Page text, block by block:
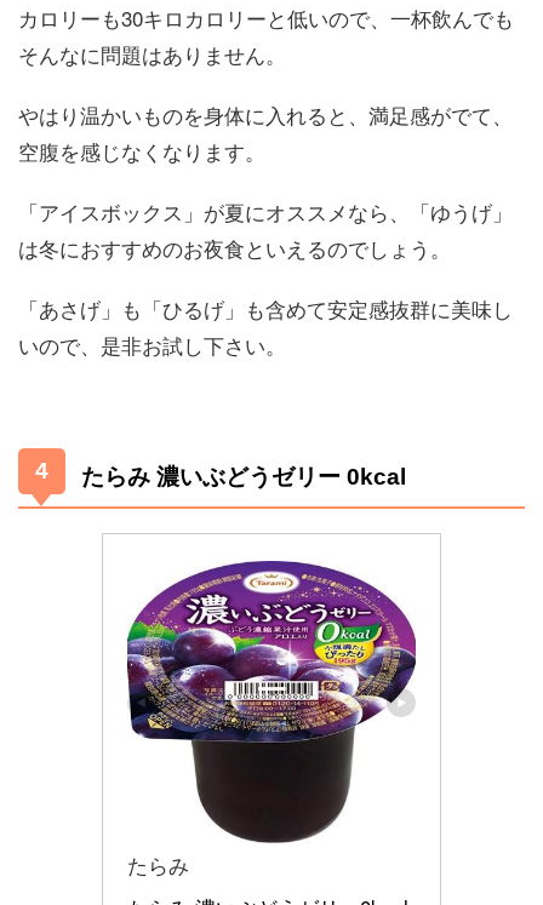
カロリーも30キロカロリーと低いので、一杯飲んでも
そんなに問題はありません。
やはり温かいものを身体に入れると、満足感がでて、
空腹を感じなくなります。
「アイスボックス」が夏にオススメなら、「ゆうげ」
は冬におすすめのお夜食といえるのでしょう。
「あさげ」も「ひるげ」も含めて安定感抜群に美味し
いので、是非お試し下さい。
たらみ 濃いぶどうゼリー 0kcal
たらみ